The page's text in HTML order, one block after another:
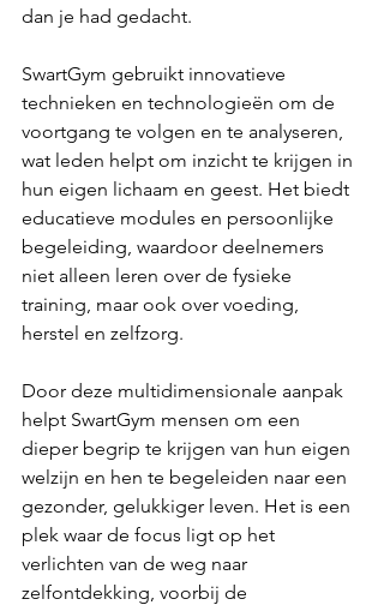
dan je had gedacht.
SwartGym gebruikt innovatieve
technieken en technologieën om de
voortgang te volgen en te analyseren,
wat leden helpt om inzicht te krijgen in
hun eigen lichaam en geest. Het biedt
educatieve modules en persoonlijke
begeleiding, waardoor deelnemers
niet alleen leren over de fysieke
training, maar ook over voeding,
herstel en zelfzorg.
Door deze multidimensionale aanpak
helpt SwartGym mensen om een
dieper begrip te krijgen van hun eigen
welzijn en hen te begeleiden naar een
gezonder, gelukkiger leven. Het is een
plek waar de focus ligt op het
verlichten van de weg naar
zelfontdekking, voorbij de